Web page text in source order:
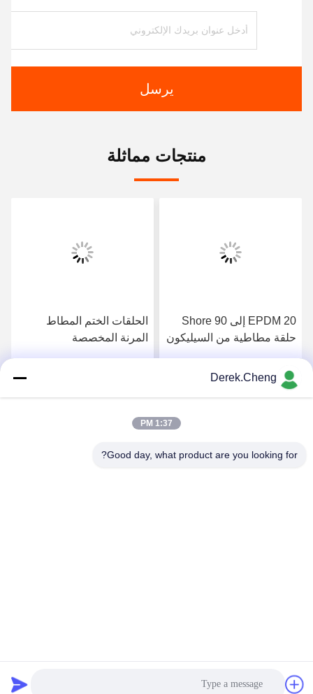
يرسل
منتجات مماثلة
EPDM 20 إلى 90 Shore
حلقة مطاطية من السيليكون
الحلقات الختم المطاط
المرنة المخصصة
Derek.Cheng
1:37 PM
Good day, what product are you looking for?